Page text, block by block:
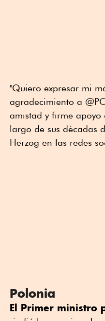
"Quiero expresar mi
agradecimiento a
amistad y firme
largo de sus décadas
Herzog en las redes
Polonia
El Primer ministro